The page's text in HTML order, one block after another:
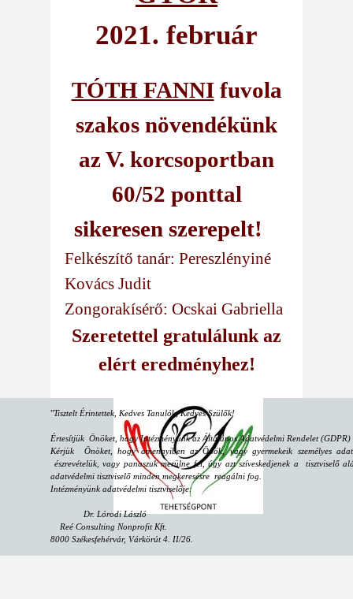
2021. február
TÓTH FANNIfuvola
szakos növendékünk
az V. korcsoportban
60/52 ponttal
sikeresen szerepelt!
Felkészítő tanár: Pereszlényiné
Kovács Judit
Zongorakísérő: Ocskai Gabriella
Szeretettel gratulálunk az
elért eredményhez!
"Tisztelt Érintettek, Kedves Tanulók, Kedves Szülők!
Értesítjük Önöket, hogy Intézményünk az Általános Adatvédelmi Rendelet
Kérjük Önöket, hogy amennyiben az Önök, vagy gyermekeik személyes
észrevételük, vagy panaszuk merülne fel, úgy azt szíveskedjenek a tisztviselő
adatvédelmi tisztviselő minden megkeresésre reagálni fog.
Intézményünk adatvédelmi tisztviselője:
Dr. Lórodi László
Reé Consulting Nonprofit Kft.
8000 Székesfehérvár, Várkörút 4. II/26.